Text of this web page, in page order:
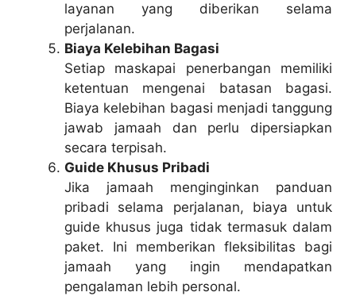
layanan yang diberikan selama
perjalanan.
Biaya Kelebihan Bagasi
Setiap maskapai penerbangan memiliki
ketentuan mengenai batasan bagasi.
Biaya kelebihan bagasi menjadi tanggung
jawab jamaah dan perlu dipersiapkan
secara terpisah.
Guide Khusus Pribadi
Jika jamaah menginginkan panduan
pribadi selama perjalanan, biaya untuk
guide khusus juga tidak termasuk dalam
paket. Ini memberikan fleksibilitas bagi
jamaah yang ingin mendapatkan
pengalaman lebih personal.